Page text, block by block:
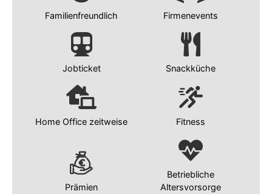
Familienfreundlich Firmenevents
Jobticket Snackküche
Home Office zeitweise Fitness
Prämien
Betriebliche
Altersvorsorge